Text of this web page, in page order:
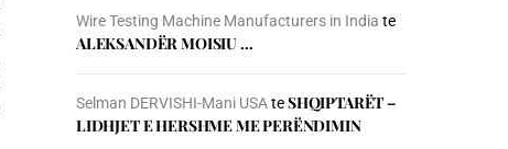
Wire Testing Machine Manufacturers in India te
ALEKSANDËR MOISIU …
Selman DERVISHI-Mani USAteSHQIPTARËT –
LIDHJET E HERSHME ME PERËNDIMIN